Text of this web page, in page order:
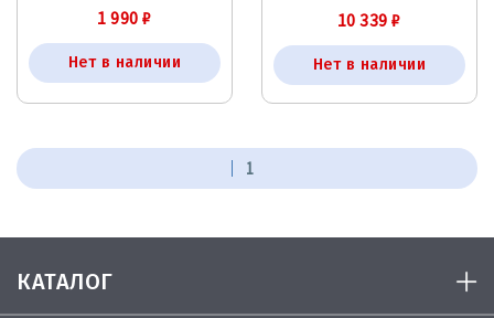
1 990₽
Нет в наличии
10 339₽
Нет в наличии
1
КАТАЛОГ